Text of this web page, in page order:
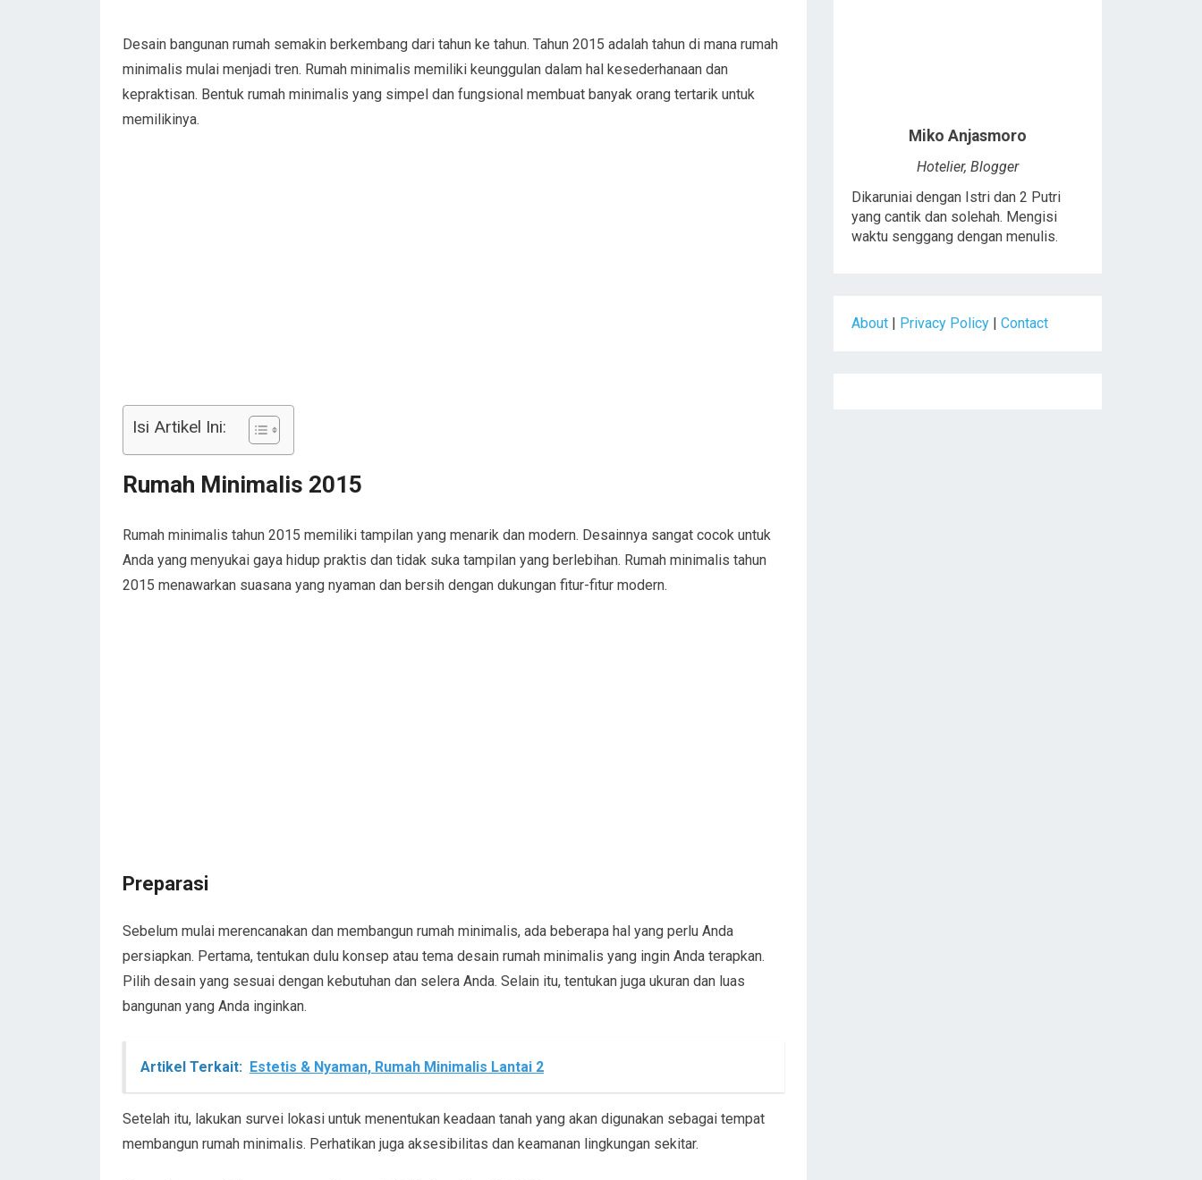
Desain bangunan rumah semakin berkembang dari tahun ke tahun. Tahun 2015 adalah tahun di mana rumah
minimalis mulai menjadi tren. Rumah minimalis memiliki keunggulan dalam hal kesederhanaan dan
kepraktisan. Bentuk rumah minimalis yang simpel dan fungsional membuat banyak orang tertarik untuk
memilikinya.
Isi Artikel Ini:
Rumah Minimalis 2015
Rumah minimalis tahun 2015 memiliki tampilan yang menarik dan modern. Desainnya sangat cocok untuk
Anda yang menyukai gaya hidup praktis dan tidak suka tampilan yang berlebihan. Rumah minimalis tahun
2015 menawarkan suasana yang nyaman dan bersih dengan dukungan fitur-fitur modern.
Preparasi
Sebelum mulai merencanakan dan membangun rumah minimalis, ada beberapa hal yang perlu Anda
persiapkan. Pertama, tentukan dulu konsep atau tema desain rumah minimalis yang ingin Anda terapkan.
Pilih desain yang sesuai dengan kebutuhan dan selera Anda. Selain itu, tentukan juga ukuran dan luas
bangunan yang Anda inginkan.
Artikel Terkait: Estetis & Nyaman, Rumah Minimalis Lantai 2
Setelah itu, lakukan survei lokasi untuk menentukan keadaan tanah yang akan digunakan sebagai tempat
membangun rumah minimalis. Perhatikan juga aksesibilitas dan keamanan lingkungan sekitar.
Miko Anjasmoro
Hotelier, Blogger
Dikaruniai dengan Istri dan 2 Putri
yang cantik dan solehah. Mengisi
waktu senggang dengan menulis.
About Privacy Policy Contact